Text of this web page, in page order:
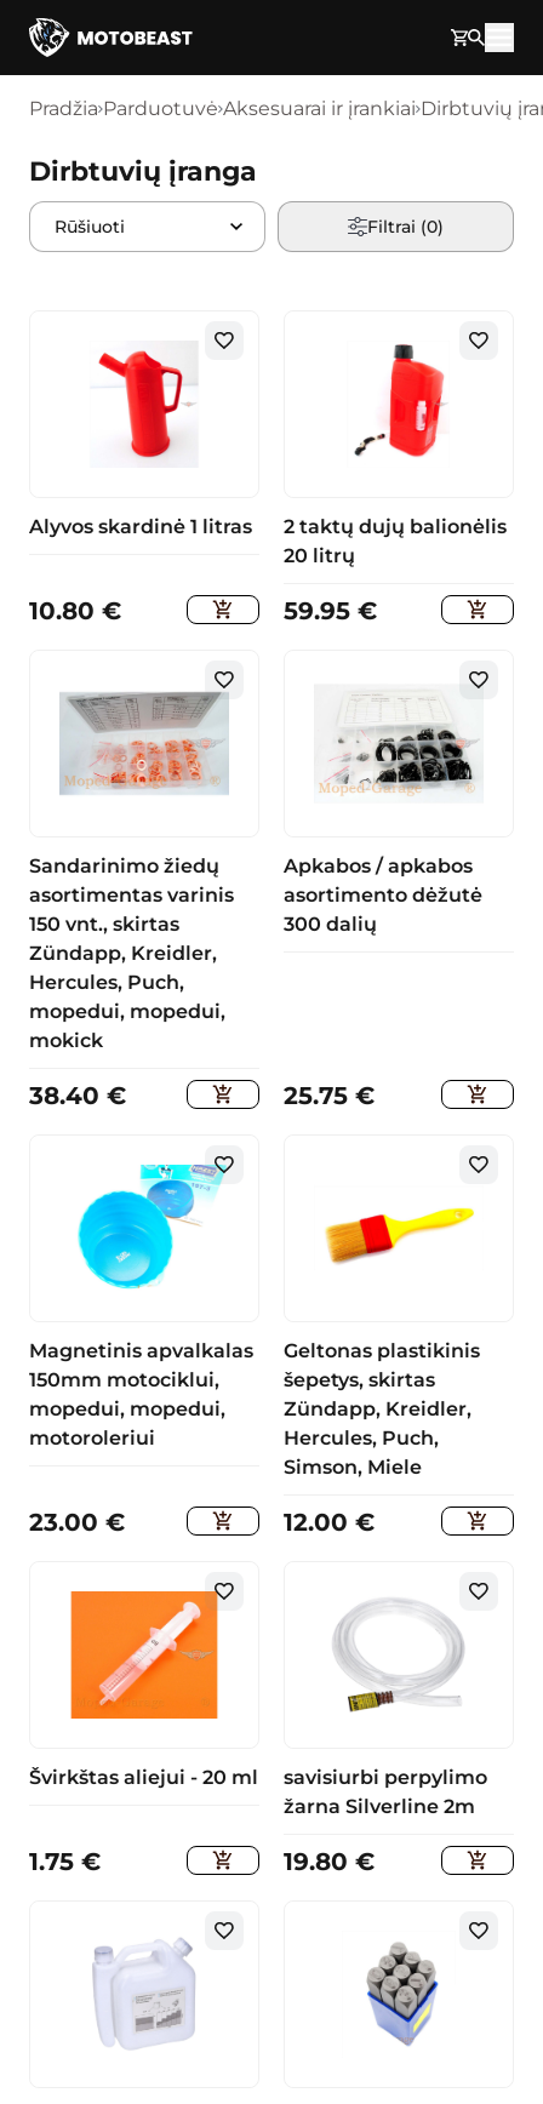
Pereikite prie turinio
Pradžia Parduotuvė Aksesuarai ir įrankiai Dirbtuvių
Dirbtuvių įranga
Filtrai (0)
Alyvos skardinė 1 litras
10.80 €
2 taktų dujų balionėlis
20 litrų
59.95 €
Sandarinimo žiedų
asortimentas varinis
150 vnt., skirtas
Zündapp, Kreidler,
Hercules, Puch,
mopedui, mopedui,
mokick
38.40 €
Apkabos / apkabos
asortimento dėžutė
300 dalių
25.75 €
Magnetinis apvalkalas
150mm motociklui,
mopedui, mopedui,
motoroleriui
23.00 €
Geltonas plastikinis
šepetys, skirtas
Zündapp, Kreidler,
Hercules, Puch,
Simson, Miele
12.00 €
Švirkštas aliejui - 20 ml
1.75 €
savisiurbi perpylimo
žarna Silverline 2m
19.80 €